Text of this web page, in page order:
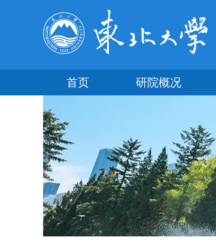
首页 研院概况